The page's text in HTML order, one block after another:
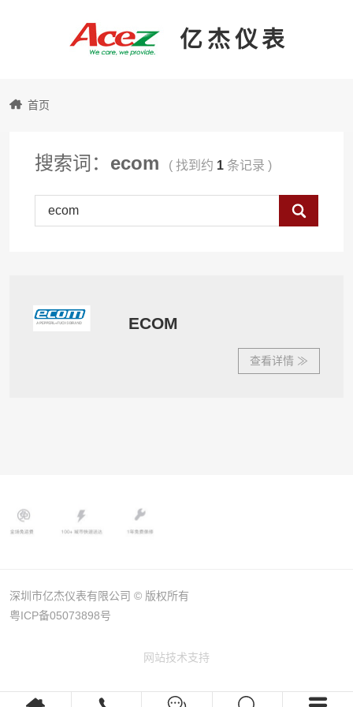
亿杰仪表
仪
首页
搜索词： ecom ( 找到约 1 条记录 )
ECOM
深圳市亿杰仪表有限公司 © 版权所有
粤ICP备05073898号
网站技术支持